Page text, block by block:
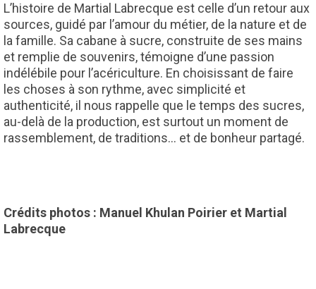
L’histoire de Martial Labrecque est celle d’un retour aux
sources, guidé par l’amour du métier, de la nature et de
la famille. Sa cabane à sucre, construite de ses mains
et remplie de souvenirs, témoigne d’une passion
indélébile pour l’acériculture. En choisissant de faire
les choses à son rythme, avec simplicité et
authenticité, il nous rappelle que le temps des sucres,
au-delà de la production, est surtout un moment de
rassemblement, de traditions… et de bonheur partagé.
Crédits photos : Manuel Khulan Poirier et Martial
Labrecque